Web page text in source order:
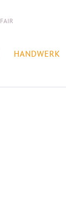
FAIR
HANDWERK